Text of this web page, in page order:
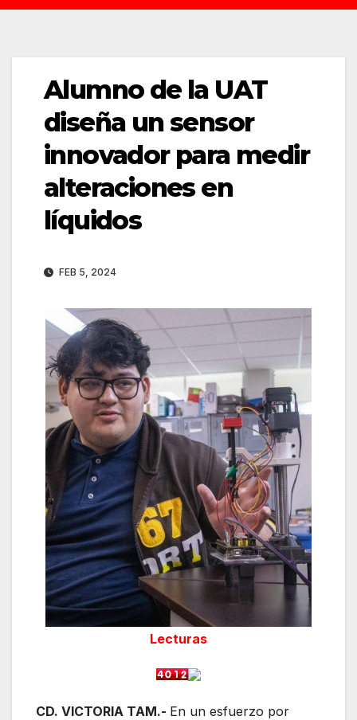
Alumno de la UAT
diseña un sensor
innovador para medir
alteraciones en
líquidos
FEB 5, 2024
Lecturas
CD. VICTORIA TAM.- En un esfuerzo por